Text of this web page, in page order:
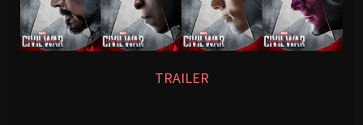
TRAILER